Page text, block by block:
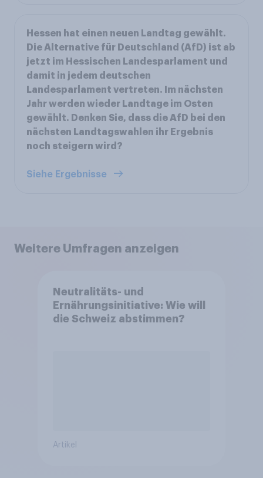
Hessen hat einen neuen Landtag gewählt.
Die Alternative für Deutschland (AfD) ist ab
jetzt im Hessischen Landesparlament und
damit in jedem deutschen
Landesparlament vertreten. Im nächsten
Jahr werden wieder Landtage im Osten
gewählt. Denken Sie, dass die AfD bei den
nächsten Landtagswahlen ihr Ergebnis
noch steigern wird?
Siehe Ergebnisse
Weitere Umfragen anzeigen
Neutralitäts- und
Ernährungsinitiative: Wie will
die Schweiz abstimmen?
Artikel